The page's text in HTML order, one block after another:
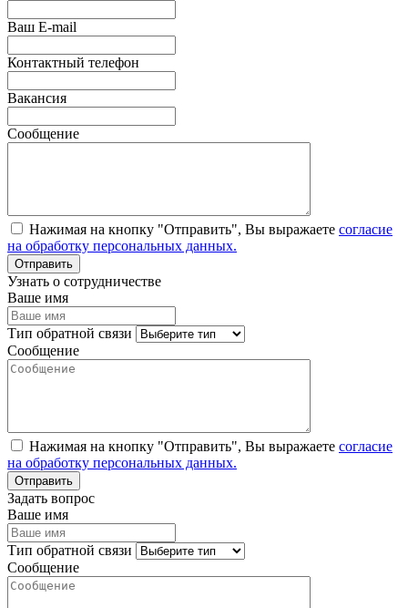
Ваш E-mail
Контактный телефон
Вакансия
Сообщение
Нажимая на кнопку "Отправить", Вы выражаете согласие
на обработку персональных данных.
Узнать о сотрудничестве
Ваше имя
Тип обратной связи
Сообщение
Нажимая на кнопку "Отправить", Вы выражаете согласие
на обработку персональных данных.
Задать вопрос
Ваше имя
Тип обратной связи
Сообщение